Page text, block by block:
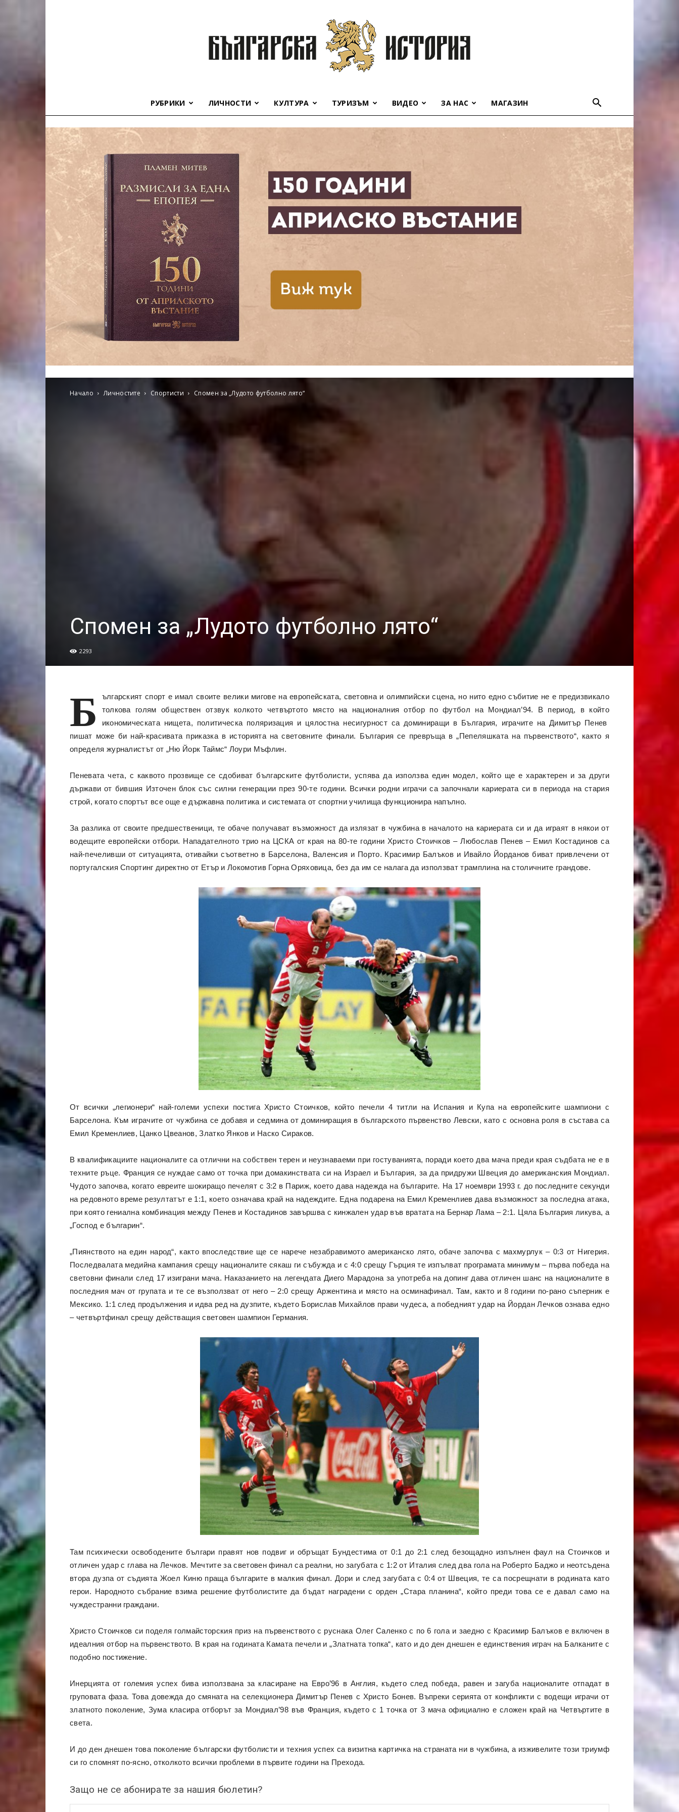
история
РУБРИКИ ЛИЧНОСТИ КУЛТУРА ТУРИЗЪМ ВИДЕО ЗА НАС МАГАЗИН
Начало Личностите Спортисти Спомен за „Лудото футболно лято“
Спомен за „Лудото футболно лято“
2293
Б
ългарският спорт е имал своите велики мигове на европейската, световна и олимпийски сцена, но нито едно събитие не е предизвикало
толкова голям обществен отзвук колкото четвъртото място на националния отбор по футбол на Мондиал’94. В период, в който
икономическата нищета, политическа поляризация и цялостна несигурност са доминиращи в България, играчите на Димитър Пенев
пишат може би най-красивата приказка в историята на световните финали. България се превръща в „Пепеляшката на първенството“, както я
определя журналистът от „Ню Йорк Таймс“ Лоури Мъфлин.
Пеневата чета, с каквото прозвище се сдобиват българските футболисти, успява да използва един модел, който ще е характерен и за други
държави от бившия Източeн блок със силни генерации през 90-те години. Всички родни играчи са започнали кариерата си в периода на стария
строй, когато спортът все още е държавна политика и системата от спортни училища функционира напълно.
За разлика от своите предшественици, те обаче получават възможност да излязат в чужбина в началото на кариерата си и да играят в някои от
водещите европейски отбори. Нападателното трио на ЦСКА от края на 80-те години Христо Стоичков – Любослав Пенев – Емил Костадинов са
най-печеливши от ситуацията, отивайки съответно в Барселона, Валенсия и Порто. Красимир Балъков и Ивайло Йорданов биват привлечени от
португалския Спортинг директно от Етър и Локомотив Горна Оряховица, без да им се налага да използват трамплина на столичните грандове.
От всички „легионери“ най-големи успехи постига Христо Стоичков, който печели 4 титли на Испания и Купа на европейските шампиони с
Барселона. Към играчите от чужбина се добавя и седмина от доминиращия в българското първенство Левски, като с основна роля в състава са
Емил Кременлиев, Цанко Цвеанов, Златко Янков и Наско Сираков.
В квалификациите националите са отлични на собствен терен и неузнаваеми при гостуванията, поради което два мача преди края съдбата не е в
техните ръце. Франция се нуждае само от точка при домакинствата си на Израел и България, за да придружи Швеция до американския Мондиал.
Чудото започва, когато евреите шокиращо печелят с 3:2 в Париж, което дава надежда на българите. На 17 ноември 1993 г. до последните секунди
на редовното време резултатът е 1:1, което означава край на надеждите. Една подарена на Емил Кременлиев дава възможност за последна атака,
при която гениална комбинация между Пенев и Костадинов завършва с кинжален удар във вратата на Бернар Лама – 2:1. Цяла България ликува, а
„Господ е българин“.
„Пиянството на един народ“, както впоследствие ще се нарече незабравимото американско лято, обаче започва с махмурлук – 0:3 от Нигерия.
Последвалата медийна кампания срещу националите сякаш ги събужда и с 4:0 срещу Гърция те изпълват програмата минимум – първа победа на
световни финали след 17 изиграни мача. Наказанието на легендата Диего Марадона за употреба на допинг дава отличен шанс на националите в
последния мач от групата и те се възползват от него – 2:0 срещу Аржентина и място на осминафинал. Там, както и 8 години по-рано съперник е
Мексико. 1:1 след продължения и идва ред на дузпите, където Борислав Михайлов прави чудеса, а победният удар на Йордан Лечков ознава едно
– четвъртфинал срещу действащия световен шампион Германия.
Там психически освободените българи правят нов подвиг и обръщат Бундестима от 0:1 до 2:1 след безощадно изпълнен фаул на Стоичков и
отличен удар с глава на Лечков. Мечтите за световен финал са реални, но загубата с 1:2 от Италия след два гола на Роберто Баджо и неотсъдена
втора дузпа от съдията Жоел Киню праща българите в малкия финал. Дори и след загубата с 0:4 от Швеция, те са посрещнати в родината като
герои. Народното събрание взима решение футболистите да бъдат наградени с орден „Стара планина“, който преди това се е давал само на
чуждестранни граждани.
Христо Стоичков си поделя голмайсторския приз на първенството с руснака Олег Саленко с по 6 гола и заедно с Красимир Балъков е включен в
идеалния отбор на първенството. В края на годината Камата печели и „Златната топка“, като и до ден днешен е единствения играч на Балканите с
подобно постижение.
Инерцията от големия успех бива използвана за класиране на Евро’96 в Англия, където след победа, равен и загуба националите отпадат в
груповата фаза. Това довежда до смяната на селекционера Димитър Пенев с Христо Бонев. Въпреки серията от конфликти с водещи играчи от
златното поколение, Зума класира отборът за Мондиал’98 във Франция, където с 1 точка от 3 мача официално е сложен край на Четвъртите в
света.
И до ден днешен това поколение български футболисти и техния успех са визитна картичка на страната ни в чужбина, а изживелите този триумф
си го спомнят по-ясно, отколкото всички проблеми в първите години на Прехода.
Защо не се абонирате за нашия бюлетин?